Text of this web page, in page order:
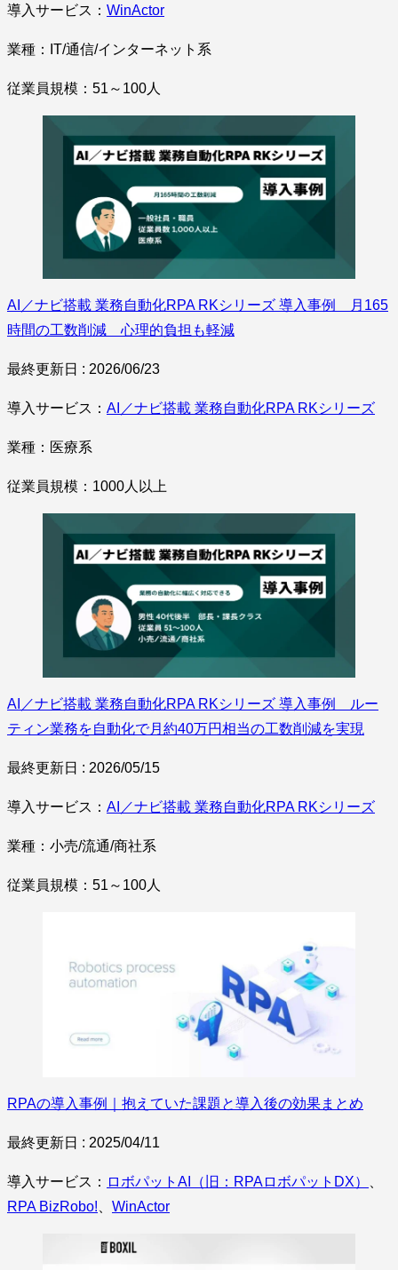
導入サービス： WinActor
業種：IT/通信/インターネット系
従業員規模：51～100人
AI／ナビ搭載 業務自動化RPA RKシリーズ 導入事例 月165
時間の工数削減 心理的負担も軽減
最終更新日 : 2026/06/23
導入サービス： AI／ナビ搭載 業務自動化RPA RKシリーズ
業種：医療系
従業員規模：1000人以上
AI／ナビ搭載 業務自動化RPA RKシリーズ 導入事例 ルー
ティン業務を自動化で月約40万円相当の工数削減を実現
最終更新日 : 2026/05/15
導入サービス： AI／ナビ搭載 業務自動化RPA RKシリーズ
業種：小売/流通/商社系
従業員規模：51～100人
RPAの導入事例｜抱えていた課題と導入後の効果まとめ
最終更新日 : 2025/04/11
導入サービス： ロボパットAI（旧：RPAロボパットDX）
RPA BizRobo!
WinActor